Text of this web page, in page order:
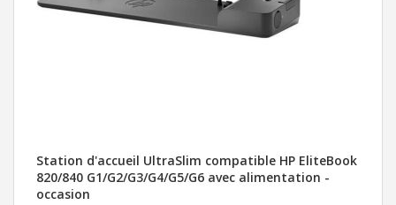
Station d'accueil UltraSlim compatible HP EliteBook
820/840 G1/G2/G3/G4/G5/G6 avec alimentation -
occasion